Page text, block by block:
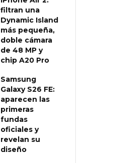
filtran una
Dynamic Island
más pequeña,
doble cámara
de 48 MP y
chip A20 Pro
Samsung
Galaxy S26 FE:
aparecen las
primeras
fundas
oficiales y
revelan su
diseño